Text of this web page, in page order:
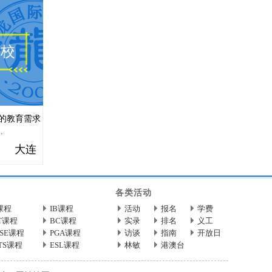
教育需求
大连
各类活动
程
IB课程
程
BC课程
课程
PGA课程
课程 ESL课程
活动 报名
学费
实录
排名
义工
访谈
指南
开放日
林敏
港澳台